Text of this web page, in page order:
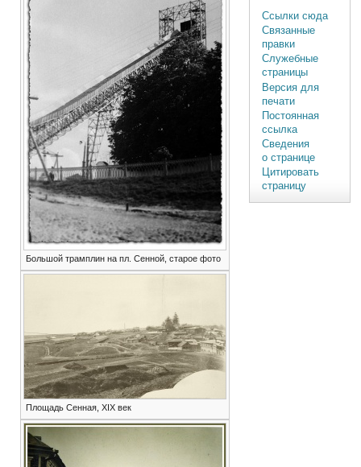
Большой трамплин на пл. Сенной, старое фото
Площадь Сенная, XIX век
Ссылки сюда
Связанные
правки
Служебные
страницы
Версия для
печати
Постоянная
ссылка
Сведения
о странице
Цитировать
страницу